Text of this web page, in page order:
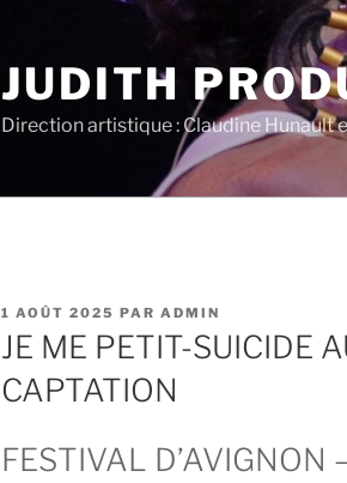
JUDITH
Direction artistique : Claudine Hunault
PUBLIÉ
LE
1 AOÛT 2025 PAR ADMIN
JE ME PETIT-SUICIDE
CAPTATION
FESTIVAL